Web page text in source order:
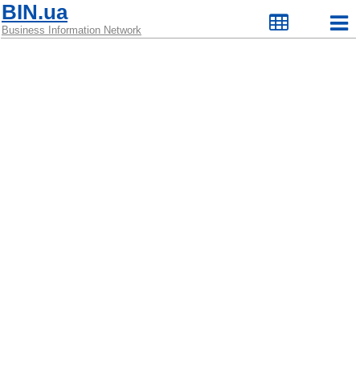
BIN.ua
Business Information Network